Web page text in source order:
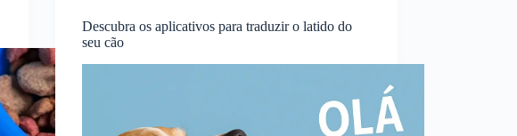
Descubra os aplicativos para traduzir o latido do
seu cão